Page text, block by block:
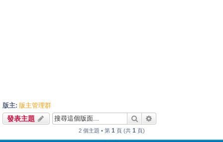
版主: 版主管理群
發表主題 搜尋
2 個主題 • 第 1 頁 (共 1 頁)